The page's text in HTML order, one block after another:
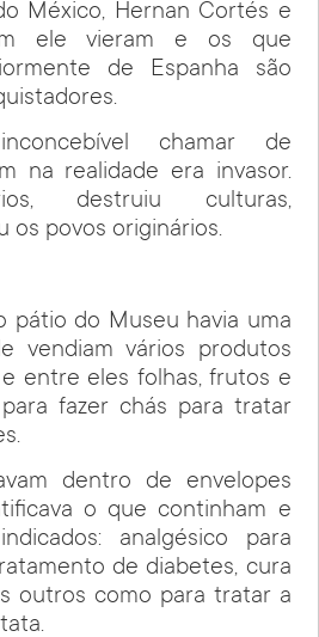
México, Hernan Cortés e
ele vieram e os que
de Espanha são
chamar de
na realidade era invasor.
destruiu culturas,
os povos originários.
pátio do Museu havia uma
vendiam vários produtos
entre eles folhas, frutos e
fazer chás para tratar
dentro de envelopes
o que continham e
analgésico para
de diabetes, cura
outros como para tratar a